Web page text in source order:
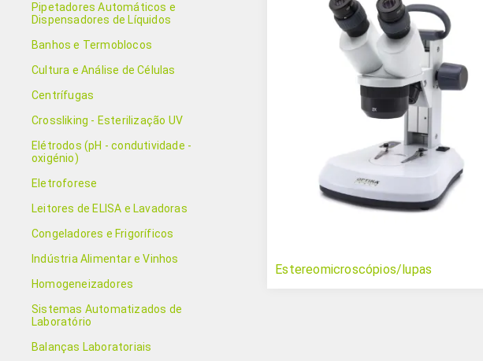
Estereomicroscópios/lupas
Pipetadores Automáticos e
Dispensadores de Líquidos
Banhos e Termoblocos
Cultura e Análise de Células
Centrífugas
Crossliking - Esterilização UV
Elétrodos (pH - condutividade -
oxigénio)
Eletroforese
Leitores de ELISA e Lavadoras
Congeladores e Frigoríficos
Indústria Alimentar e Vinhos
Homogeneizadores
Sistemas Automatizados de
Laboratório
Balanças Laboratoriais